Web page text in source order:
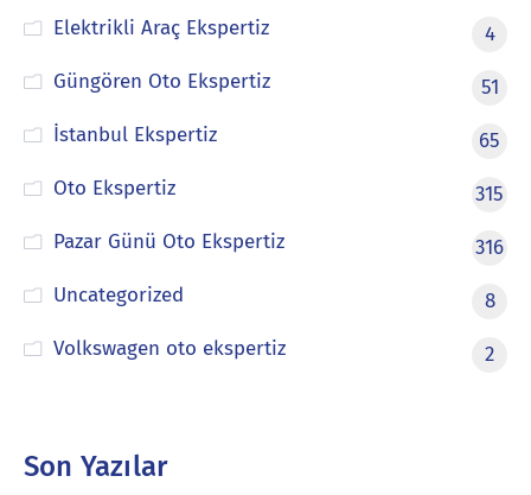
Elektrikli Araç Ekspertiz
4
Güngören Oto Ekspertiz
51
İstanbul Ekspertiz
65
Oto Ekspertiz
315
Pazar Günü Oto Ekspertiz
316
Uncategorized
8
Volkswagen oto ekspertiz
2
Son Yazılar